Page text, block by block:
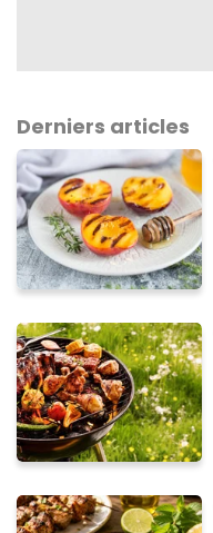
Derniers articles